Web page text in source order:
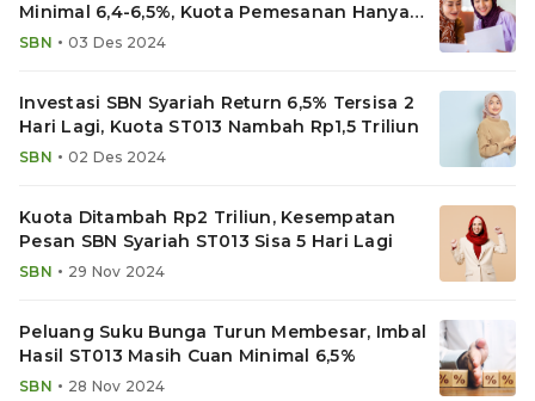
Minimal 6,4-6,5%, Kuota Pemesanan Hanya
Sisa Rp1,3 Triliun
SBN • 03 Des 2024
Investasi SBN Syariah Return 6,5% Tersisa 2
Hari Lagi, Kuota ST013 Nambah Rp1,5 Triliun
SBN • 02 Des 2024
Kuota Ditambah Rp2 Triliun, Kesempatan
Pesan SBN Syariah ST013 Sisa 5 Hari Lagi
SBN • 29 Nov 2024
Peluang Suku Bunga Turun Membesar, Imbal
Hasil ST013 Masih Cuan Minimal 6,5%
SBN • 28 Nov 2024